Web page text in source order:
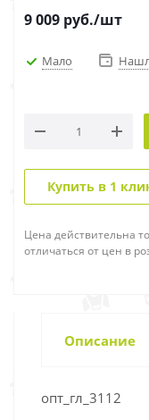
9 009 руб./шт
Мало
Купить в 1
Цена действительна
отличаться от цен в
Описание
опт_гл_3112